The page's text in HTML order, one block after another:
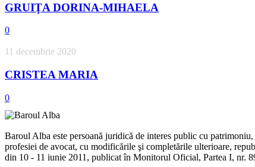
GRUIŢA DORINA-MIHAELA
0
11 decembrie 2020
CRISTEA MARIA
0
Baroul Alba este persoană juridică de interes public cu
profesiei de avocat, cu modificările şi completările ulterioare,
din 10 - 11 iunie 2011, publicat în Monitorul Oficial, Partea I, nr.